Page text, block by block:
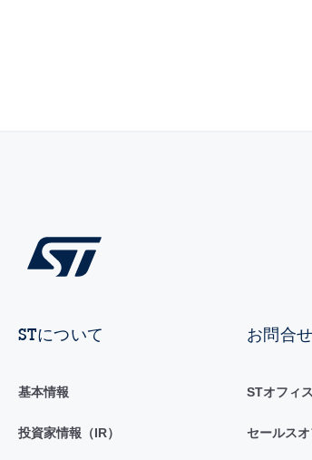
STについて
基本情報
投資家情報（IR）
お問合せ
STオフィス
セールス